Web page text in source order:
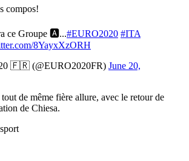
compos!
ce Groupe 🅰...#EURO2020 #ITA
8YayxXzORH
🇫🇷 (@EURO2020FR) June 20,
de même fière allure, avec le retour de
de Chiesa.